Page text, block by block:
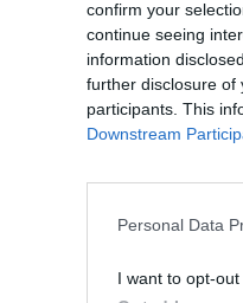
confirm your
continue seeing
information
further disclosure of
participants. This
Downstream
Personal Data
I want to opt-